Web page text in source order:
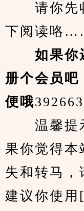
请你先收
下阅读咯
如果你还
册个会员吧
便哦
温馨提示
果你觉得本
失和转马，
建议你使